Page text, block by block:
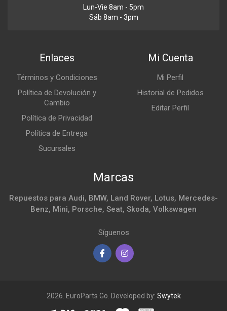
Lun-Vie 8am - 5pm
Sáb 8am - 3pm
Enlaces
Términos y Condiciones
Política de Devolución y
Cambio
Política de Privacidad
Política de Entrega
Sucursales
Mi Cuenta
Mi Perfil
Historial de Pedidos
Editar Perfil
Marcas
Repuestos para Audi, BMW, Land Rover, Lotus, Mercedes-
Benz, Mini, Porsche, Seat, Skoda, Volkswagen
Síguenos
2026. EuroParts Go. Developed by: Swytek